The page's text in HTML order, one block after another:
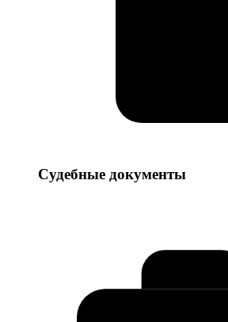
Судебные
Судебные документы